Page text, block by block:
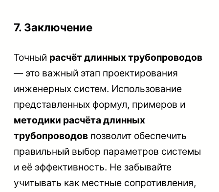
7. Заключение
Точный расчёт длинных трубопроводов
— это важный этап проектирования
инженерных систем. Использование
представленных формул, примеров и
методики расчёта длинных
трубопроводов позволит обеспечить
правильный выбор параметров системы
и её эффективность. Не забывайте
учитывать как местные сопротивления,